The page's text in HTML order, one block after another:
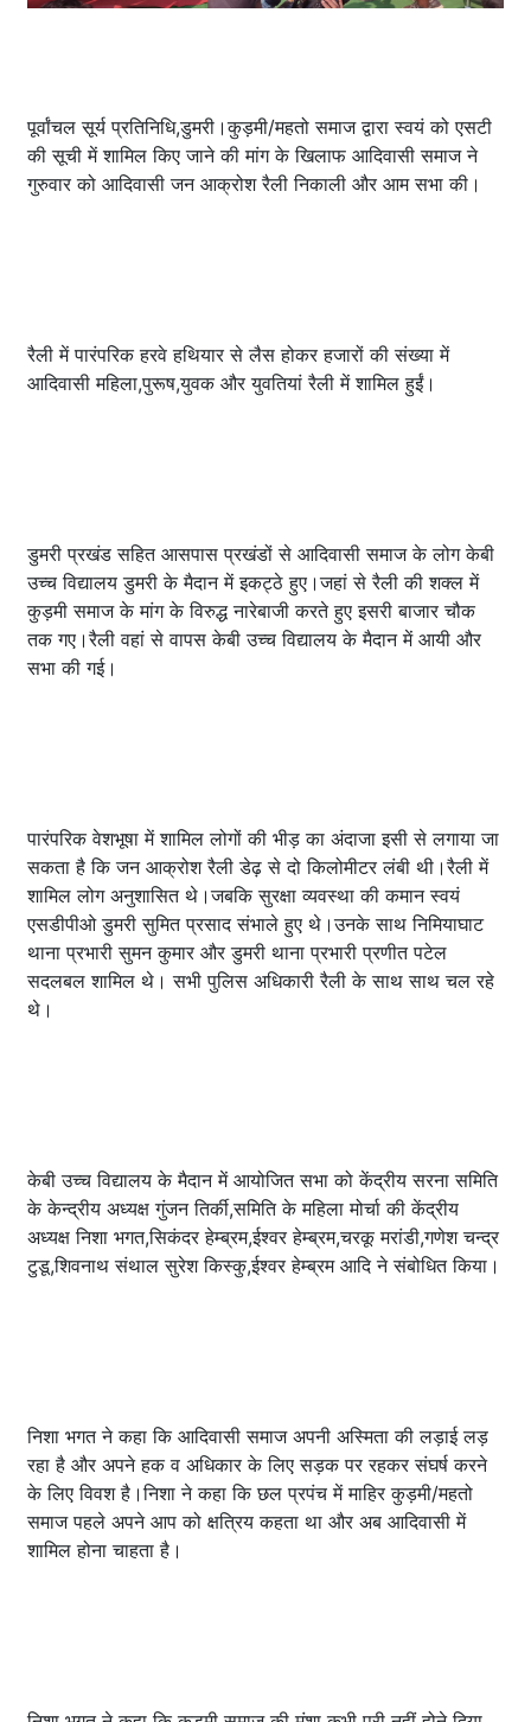
पूर्वांचल सूर्य प्रतिनिधि,डुमरी।कुड़मी/महतो समाज द्वारा स्वयं को एसटी
की सूची में शामिल किए जाने की मांग के खिलाफ आदिवासी समाज ने
गुरुवार को आदिवासी जन आक्रोश रैली निकाली और आम सभा की।
रैली में पारंपरिक हरवे हथियार से लैस होकर हजारों की संख्या में
आदिवासी महिला,पुरूष,युवक और युवतियां रैली में शामिल हुईं।
डुमरी प्रखंड सहित आसपास प्रखंडों से आदिवासी समाज के लोग केबी
उच्च विद्यालय डुमरी के मैदान में इकट्ठे हुए।जहां से रैली की शक्ल में
कुड़मी समाज के मांग के विरुद्ध नारेबाजी करते हुए इसरी बाजार चौक
तक गए।रैली वहां से वापस केबी उच्च विद्यालय के मैदान में आयी और
सभा की गई।
पारंपरिक वेशभूषा में शामिल लोगों की भीड़ का अंदाजा इसी से लगाया जा
सकता है कि जन आक्रोश रैली डेढ़ से दो किलोमीटर लंबी थी।रैली में
शामिल लोग अनुशासित थे।जबकि सुरक्षा व्यवस्था की कमान स्वयं
एसडीपीओ डुमरी सुमित प्रसाद संभाले हुए थे।उनके साथ निमियाघाट
थाना प्रभारी सुमन कुमार और डुमरी थाना प्रभारी प्रणीत पटेल
सदलबल शामिल थे। सभी पुलिस अधिकारी रैली के साथ साथ चल रहे
थे।
केबी उच्च विद्यालय के मैदान में आयोजित सभा को केंद्रीय सरना समिति
के केन्द्रीय अध्यक्ष गुंजन तिर्की,समिति के महिला मोर्चा की केंद्रीय
अध्यक्ष निशा भगत,सिकंदर हेम्ब्रम,ईश्वर हेम्ब्रम,चरकू मरांडी,गणेश चन्द्र
टुडू,शिवनाथ संथाल सुरेश किस्कु,ईश्वर हेम्ब्रम आदि ने संबोधित किया।
निशा भगत ने कहा कि आदिवासी समाज अपनी अस्मिता की लड़ाई लड़
रहा है और अपने हक व अधिकार के लिए सड़क पर रहकर संघर्ष करने
के लिए विवश है।निशा ने कहा कि छल प्रपंच में माहिर कुड़मी/महतो
समाज पहले अपने आप को क्षत्रिय कहता था और अब आदिवासी में
शामिल होना चाहता है।